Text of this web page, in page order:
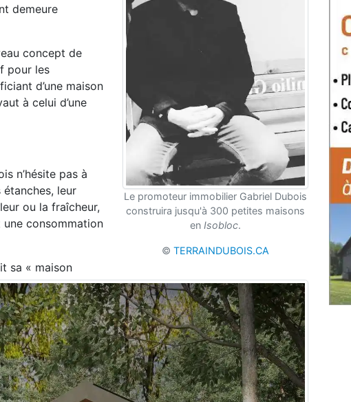
Le promoteur immobilier Gabriel Dubois
construira jusqu'à 300 petites maisons
en Isobloc.
© TERRAINDUBOIS.CA
demeure
concept de
pour les
d’une maison
à celui d’une
n’hésite pas à
leur
ou la fraîcheur,
consommation
sa « maison